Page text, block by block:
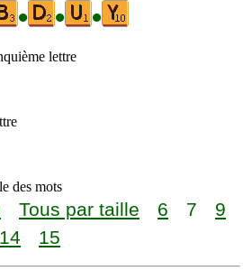
• • •
lettre
des mots
Tous par taille 6 7
9
14 15